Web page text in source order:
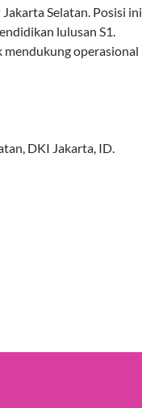
Selatan. Posisi ini
lulusan S1.
mendukung operasional
, DKI Jakarta, ID.